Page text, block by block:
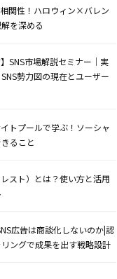
関性！ハロウィン×バレン
を深める
】SNS市場解説セミナー｜実
勢力図の現在とユーザー
トプールで学ぶ！ソーシャ
ること
スト）とは？使い方と活用
広告は商談化しないのか|認
ングで成果を出す戦略設計